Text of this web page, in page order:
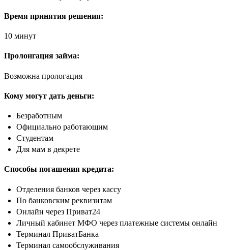
Время принятия решения:
10 минут
Пролонгация займа:
Возможна прологация
Кому могут дать деньги:
Безработным
Официально работающим
Студентам
Для мам в декрете
Способы погашения кредита:
Отделения банков через кассу
По банковским реквизитам
Онлайн через Приват24
Личный кабинет МФО через платежные системы онлайн
Терминал ПриватБанка
Терминал самообслуживания